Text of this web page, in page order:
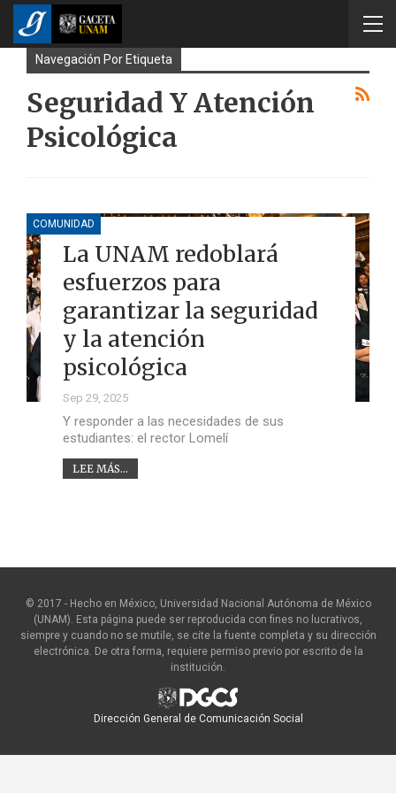
Navegación Por Etiqueta
Seguridad Y Atención
Psicológica
COMUNIDAD
La UNAM redoblará
esfuerzos para
garantizar la seguridad
y la atención
psicológica
Sep 29, 2025
Y responder a las necesidades de sus
estudiantes: el rector Lomelí
LEE MÁS...
© 2017 - Hecho en México, Universidad Nacional Autónoma de México
(UNAM). Esta página puede ser reproducida con fines no lucrativos,
siempre y cuando no se mutile, se cite la fuente completa y su dirección
electrónica. De otra forma, requiere permiso previo por escrito de la
institución.
Dirección General de Comunicación Social